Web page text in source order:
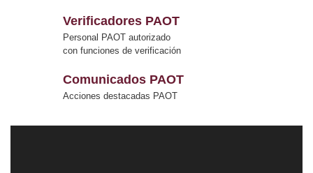
Verificadores PAOT
Personal PAOT autorizado
con funciones de verificación
Comunicados PAOT
Acciones destacadas PAOT